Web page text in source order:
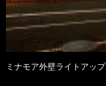
ミナモア外壁ライトアップ